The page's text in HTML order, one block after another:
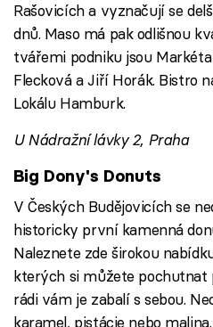
Rašovicích a vyznačují se
dnů. Maso má pak odlišnou
tvářemi podniku jsou
Flecková a Jiří Horák. Bistro
Lokálu Hamburk.
U Nádražní lávky 2, Praha
Big Dony's Donuts
V Českých Budějovicích se
historicky první kamenná
Naleznete zde širokou
kterých si můžete pochutnat
rádi vám je zabalí s sebou.
karamel, pistácie nebo